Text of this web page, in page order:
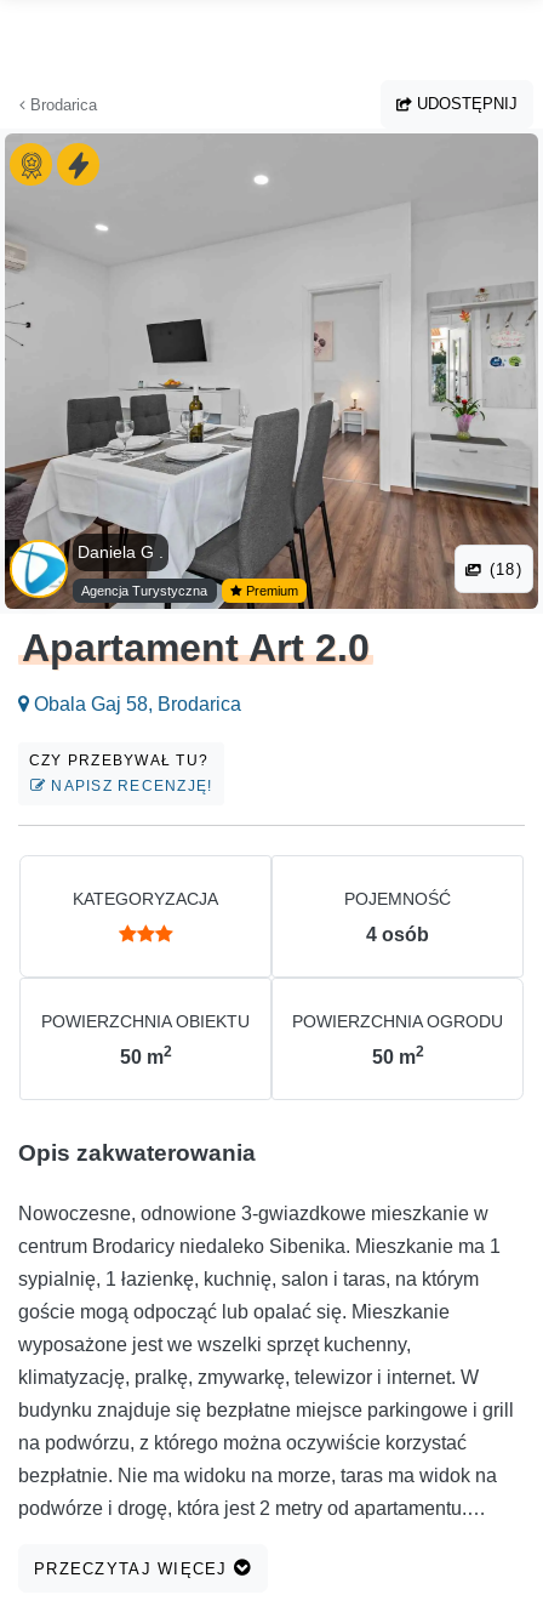
Brodarica UDOSTĘPNIJ
Daniela G .
Agencja Turystyczna Premium
(18)
Apartament Art 2.0
Obala Gaj 58, Brodarica
CZY PRZEBYWAŁ TU?
NAPISZ RECENZJĘ!
KATEGORYZACJA POJEMNOŚĆ
4 osób
POWIERZCHNIA OBIEKTU
50 m2
POWIERZCHNIA OGRODU
50 m2
Opis zakwaterowania
Nowoczesne, odnowione 3-gwiazdkowe mieszkanie w
centrum Brodaricy niedaleko Sibenika. Mieszkanie ma 1
sypialnię, 1 łazienkę, kuchnię, salon i taras, na którym
goście mogą odpocząć lub opalać się. Mieszkanie
wyposażone jest we wszelki sprzęt kuchenny,
klimatyzację, pralkę, zmywarkę, telewizor i internet. W
budynku znajduje się bezpłatne miejsce parkingowe i grill
na podwórzu, z którego można oczywiście korzystać
bezpłatnie. Nie ma widoku na morze, taras ma widok na
podwórze i drogę, która jest 2 metry od apartamentu.
centrum Sibenika, 3 km od parku Amadria Solaris i 20
PRZECZYTAJ WIĘCEJ